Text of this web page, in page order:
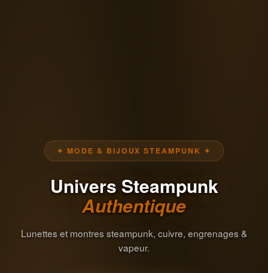
✦ MODE & BIJOUX STEAMPUNK ✦
Univers Steampunk
Authentique
Lunettes et montres steampunk, cuivre, engrenages &
vapeur.